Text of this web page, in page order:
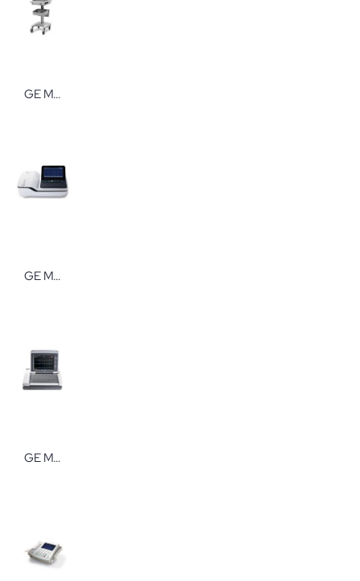
GE MAC 5500 HD Set 3 Ergometrie
GE MAC 2000 Ruhe-EKG Mit Pumpe, KISS und Gerätewagen
GE MAC 5500 HD Set 1